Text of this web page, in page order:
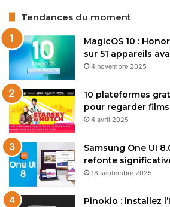
Tendances du moment
MagicOS 10 :
sur 51 appareils
4 novembre 2025
10 plateformes
pour regarder
4 avril 2025
Samsung One UI
refonte
18 septembre 2025
Pinokio : installez